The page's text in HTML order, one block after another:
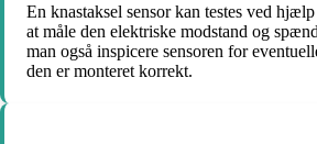
En knastaksel sensor kan testes ved
at måle den elektriske modstand og
man også inspicere sensoren for
den er monteret korrekt.